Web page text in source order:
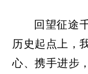
回望征途
历史起点上，
心、携手进步